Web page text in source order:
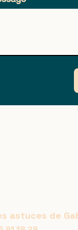
astuces de